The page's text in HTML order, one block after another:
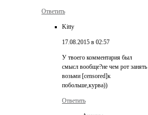
Ответить
Kitty
17.08.2015 в 02:57
У твоего комментария был
смысл вообще?не чем рот занять
возьми [censored]к
побольше,курва))
Ответить